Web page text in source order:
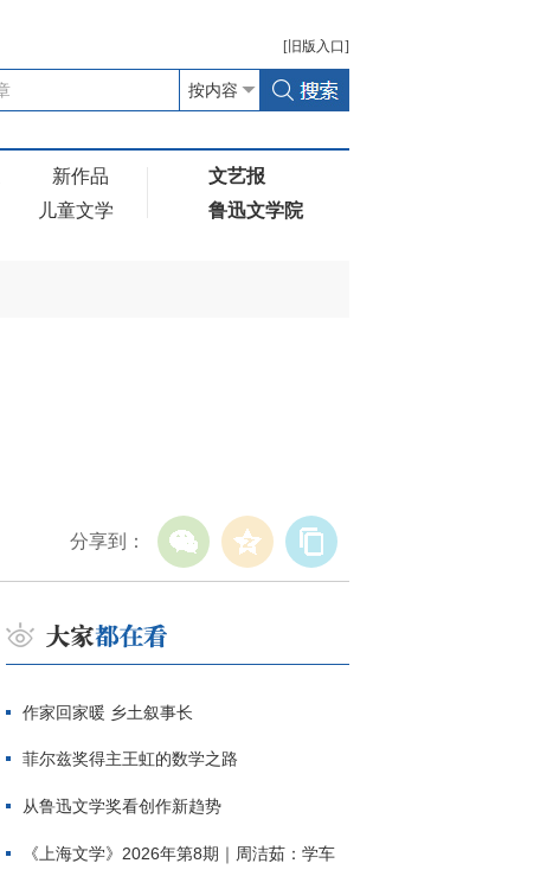
[ 旧版 入口]
新作品
儿童文学
文艺报
鲁迅文学院
分享到：
作家回家暖 乡土叙事长
菲尔兹奖得主王虹的数学之路
从鲁迅文学奖看创作新趋势
《上海文学》2026年第8期｜周洁茹：学车